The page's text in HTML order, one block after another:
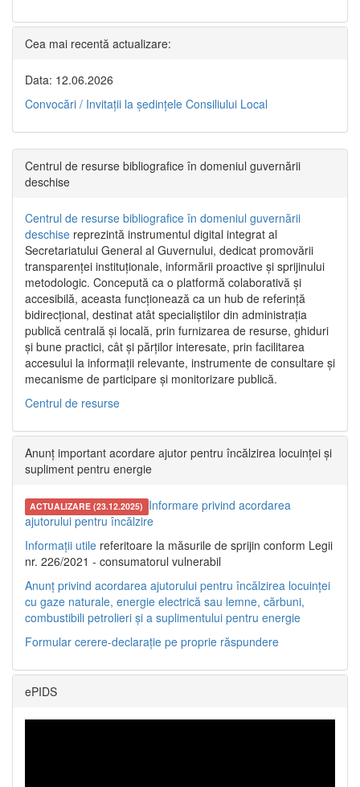
Cea mai recentă actualizare:
Data: 12.06.2026
Convocări / Invitaţii la şedinţele Consiliului Local
Centrul de resurse bibliografice în domeniul guvernării
deschise
Centrul de resurse bibliografice în domeniul guvernării
deschise reprezintă instrumentul digital integrat al
Secretariatului General al Guvernului, dedicat promovării
transparenței instituționale, informării proactive și sprijinului
metodologic. Concepută ca o platformă colaborativă și
accesibilă, aceasta funcționează ca un hub de referință
bidirecțional, destinat atât specialiștilor din administrația
publică centrală și locală, prin furnizarea de resurse, ghiduri
și bune practici, cât și părților interesate, prin facilitarea
accesului la informații relevante, instrumente de consultare și
mecanisme de participare și monitorizare publică.
Centrul de resurse
Anunț important acordare ajutor pentru încălzirea locuinței și
supliment pentru energie
ACTUALIZARE (23.12.2025) Informare privind acordarea
ajutorului pentru încălzire
Informații utile referitoare la măsurile de sprijin conform Legii
nr. 226/2021 - consumatorul vulnerabil
Anunț privind acordarea ajutorului pentru încălzirea locuinței
cu gaze naturale, energie electrică sau lemne, cărbuni,
combustibili petrolieri și a suplimentului pentru energie
Formular cerere-declarație pe proprie răspundere
ePIDS